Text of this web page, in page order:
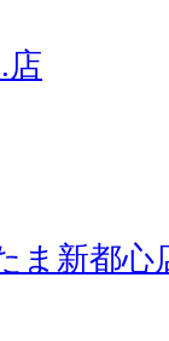
店
ま新都心